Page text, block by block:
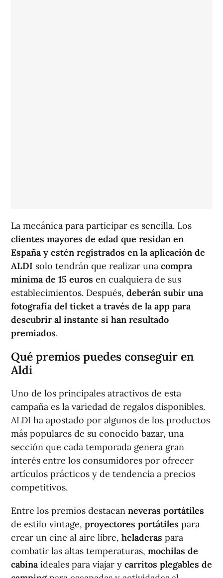
La mecánica para participar es sencilla. Los
clientes mayores de edad que residan en
España y estén registrados en la aplicación de
ALDI solo tendrán que realizar una compra
mínima de 15 euros en cualquiera de sus
establecimientos. Después, deberán subir una
fotografía del ticket a través de la app para
descubrir al instante si han resultado
premiados.
Qué premios puedes conseguir en
Aldi
Uno de los principales atractivos de esta
campaña es la variedad de regalos disponibles.
ALDI ha apostado por algunos de los productos
más populares de su conocido bazar, una
sección que cada temporada genera gran
interés entre los consumidores por ofrecer
artículos prácticos y de tendencia a precios
competitivos.
Entre los premios destacan neveras portátiles
de estilo vintage, proyectores portátiles para
crear un cine al aire libre, heladeras para
combatir las altas temperaturas, mochilas de
cabina ideales para viajar y carritos plegables de